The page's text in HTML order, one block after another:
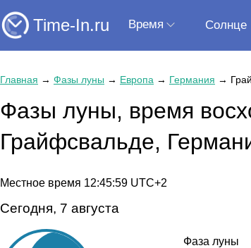
Time-In.ru Время Солнце
Главная → Фазы луны → Европа → Германия →
Фазы луны, время
Грайфсвальде,
Местное время 12:46:00 UTC+2
Сегодня, 7 августа
Фаза луны